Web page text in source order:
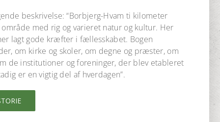
beskrivelse: “Borbjerg-Hvam ti kilometer
med rig og varieret natur og kultur. Her
lagt gode kræfter i fællesskabet. Bogen
om kirke og skoler, om degne og præster, om
de institutioner og foreninger, der blev etableret
er en vigtig del af hverdagen”.